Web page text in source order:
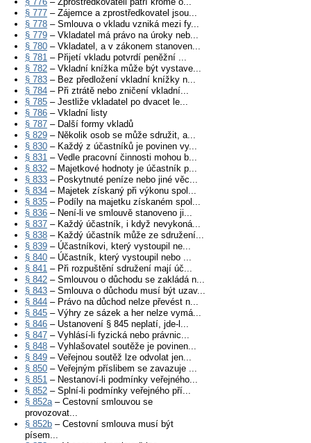
§ 777 – Zájemce a zprostředkovatel jsou...
§ 778 – Smlouva o vkladu vzniká mezi fy...
§ 779 – Vkladatel má právo na úroky neb...
§ 780 – Vkladatel, a v zákonem stanoven...
§ 781 – Přijetí vkladu potvrdí peněžní ...
§ 782 – Vkladní knížka může být vystave...
§ 783 – Bez předložení vkladní knížky n...
§ 784 – Při ztrátě nebo zničení vkladní...
§ 785 – Jestliže vkladatel po dvacet le...
§ 786 – Vkladní listy
§ 787 – Další formy vkladů
§ 829 – Několik osob se může sdružit, a...
§ 830 – Každý z účastníků je povinen vy...
§ 831 – Vedle pracovní činnosti mohou b...
§ 832 – Majetkové hodnoty je účastník p...
§ 833 – Poskytnuté peníze nebo jiné věc...
§ 834 – Majetek získaný při výkonu spol...
§ 835 – Podíly na majetku získaném spol...
§ 836 – Není-li ve smlouvě stanoveno ji...
§ 837 – Každý účastník, i když nevykoná...
§ 838 – Každý účastník může ze sdružení...
§ 839 – Účastníkovi, který vystoupil ne...
§ 840 – Účastník, který vystoupil nebo ...
§ 841 – Při rozpuštění sdružení mají úč...
§ 842 – Smlouvou o důchodu se zakládá n...
§ 843 – Smlouva o důchodu musí být uzav...
§ 844 – Právo na důchod nelze převést n...
§ 845 – Výhry ze sázek a her nelze vymá...
§ 846 – Ustanovení § 845 neplatí, jde-l...
§ 847 – Vyhlásí-li fyzická nebo právnic...
§ 848 – Vyhlašovatel soutěže je povinen...
§ 849 – Veřejnou soutěž lze odvolat jen...
§ 850 – Veřejným příslibem se zavazuje ...
§ 851 – Nestanoví-li podmínky veřejného...
§ 852 – Splní-li podmínky veřejného pří...
§ 852a– Cestovní smlouvou se
provozovat...
§ 852b – Cestovní smlouva musí být
písem...